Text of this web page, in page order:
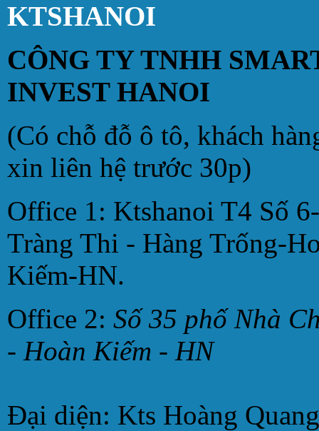
KTSHANOI
CÔNG TY TNHH
INVEST HANOI
(Có chỗ đỗ ô tô, khách
xin liên hệ trước 30p)
Office 1: Ktshanoi T4 Số
Tràng Thi - Hàng Trống-
Kiếm-HN.
Office 2: Số 35 phố Nhà
- Hoàn Kiếm - HN
Đại diện: Kts Hoàng